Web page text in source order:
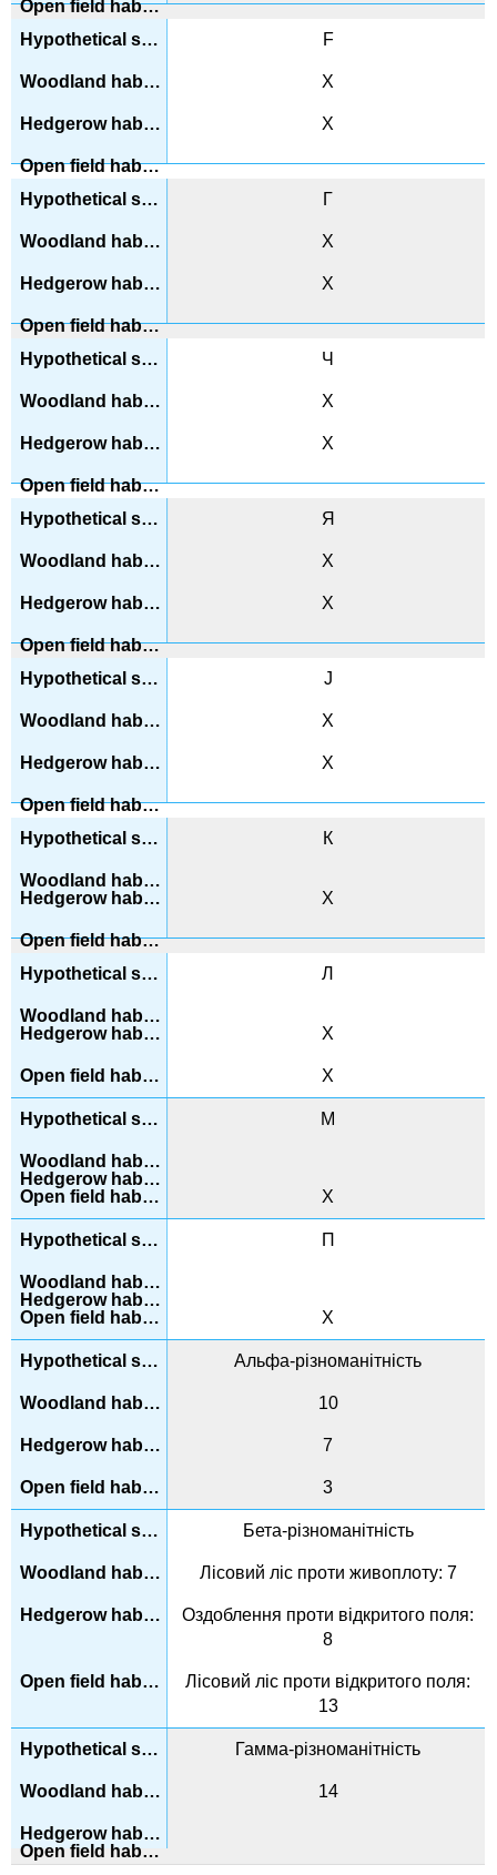
F
Х
Х
Г
Х
Х
Ч
Х
Х
Я
Х
Х
J
Х
Х
К
Х
Л
Х
Х
М
Х
П
Х
Альфа-різноманітність
10
7
3
Бета-різноманітність
Лісовий ліс проти живоплоту: 7
Оздоблення проти відкритого поля:
8
Лісовий ліс проти відкритого поля:
13
Гамма-різноманітність
14